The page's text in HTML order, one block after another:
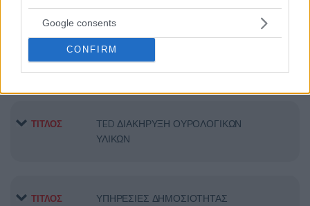
Google consents
CONFIRM
ΤΙΤΛΟΣ TED ΦΙΛΤΡΑ ΑΙΜΟΚΑΘΑΡΣΗΣ
ΤΙΤΛΟΣ
TED ΔΙΑΚΗΡΥΞΗ ΟΥΡΟΛΟΓΙΚΩΝ
ΥΛΙΚΩΝ
ΤΙΤΛΟΣ
ΥΠΗΡΕΣΙΕΣ ΔΗΜΟΣΙΟΤΗΤΑΣ